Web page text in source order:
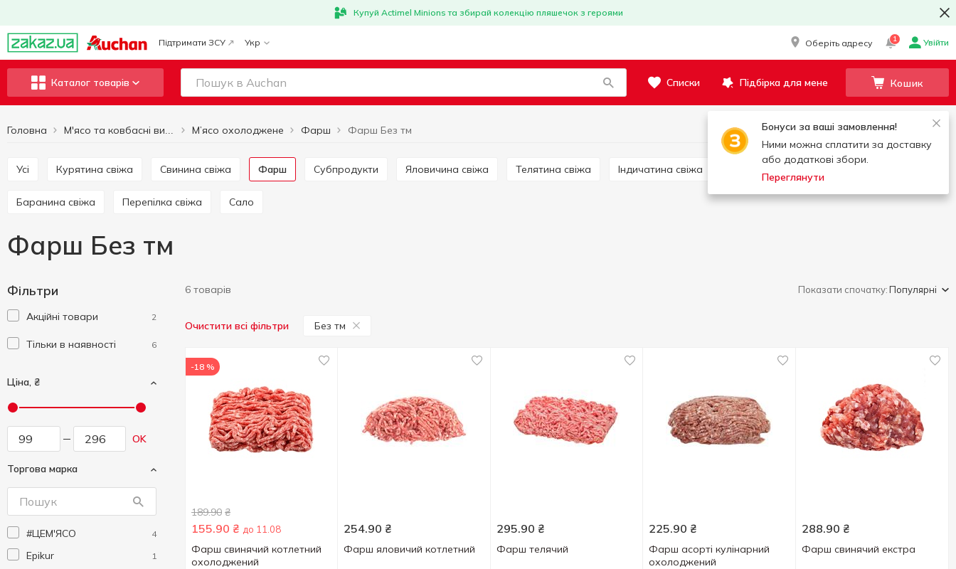
Купуй Actimel Minions та збирай колекцію пляшечок з героями
Підтримати ЗСУ Укр Оберіть адресу 1 Увійти
Каталог товарів Списки Підбірка для мене Кошик
Бонуси за ваші замовлення!
Ними можна сплатити за доставку
або додаткові збори.
Переглянути
Головна М’ясо охолоджене Фарш Фарш Без тм
Усі Курятина свіжа Свинина свіжа Фарш Субпродукти Яловичина свіжа Телятина свіжа Індичатина свіжа Кролятина свіжа
Баранина свіжа Перепілка свіжа Сало
Фарш Без тм
Фільтри
Акційні товари 2
Тільки в наявності 6
Ціна, ₴
OK
Торгова марка
#ЦEM'ЯСО 4
Epikur 1
6 товарів Показати спочатку:Популярні
Очистити всі фільтри Без тм
-18 %
189.90 ₴
155.90 ₴ до 11.08
Фарш свинячий котлетний
охолоджений
254.90 ₴
Фарш яловичий котлетний
295.90 ₴
Фарш телячий
225.90 ₴
Фарш асорті кулінарний
охолоджений
288.90 ₴
Фарш свинячий екстра